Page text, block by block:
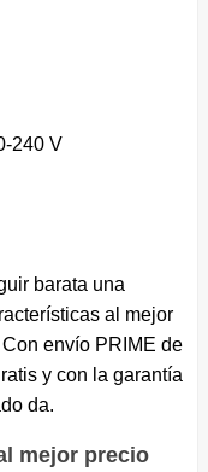
240 V
barata una
al mejor
envío PRIME de
y con la garantía
da.
mejor precio